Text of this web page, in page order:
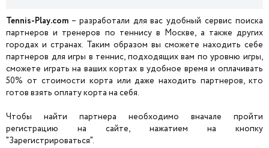
Tennis-Play.com – разработали для вас удобный сервис поиска
партнеров и тренеров по теннису в Москве, а также других
городах и странах. Таким образом вы сможете находить себе
партнеров для игры в теннис, подходящих вам по уровню игры,
сможете играть на ваших кортах в удобное время и оплачивать
50% от стоимости корта или даже находить партнеров, кто
готов взять оплату корта на себя.
Чтобы найти партнера необходимо вначале пройти
регистрацию на сайте, нажатием на кнопку
"Зарегистрироваться".